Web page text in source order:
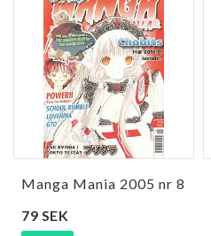
Manga Mania 2005 nr 8
79 SEK